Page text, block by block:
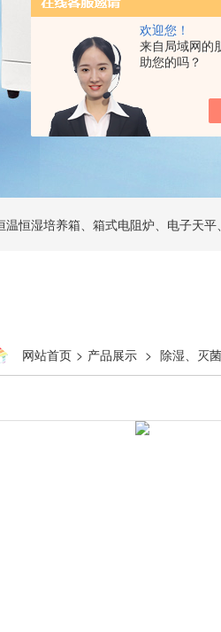
欢迎您！
来自局域网的
助您的吗？
恒湿培养箱、箱式电阻炉、电子天
网站首页 > 产品展示 > 除湿、灭